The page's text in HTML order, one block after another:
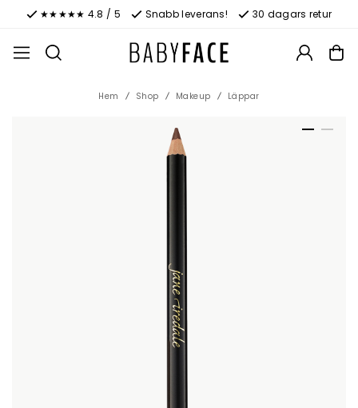
★★★★★ 4.8 / 5 Snabb leverans! 30 dagars retur
Hem Shop Makeup Läppar